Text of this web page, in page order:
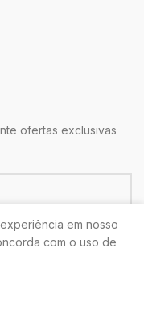
ofertas exclusivas
com as
em nosso
com o uso de